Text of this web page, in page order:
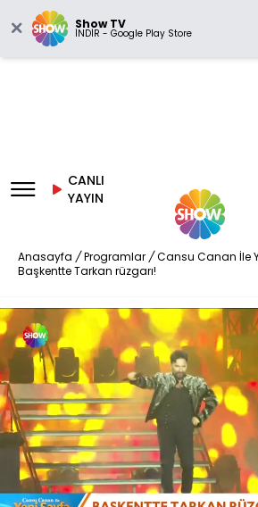
Show TV
İNDİR - Google Play Store
CANLI
YAYIN
Anasayfa / Programlar / Cansu Canan İle
Başkentte Tarkan rüzgarı!
Yüklendi:
28.29%